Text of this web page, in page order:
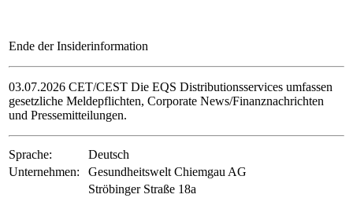
Ende der Insiderinformation
03.07.2026 CET/CEST Die EQS Distributionsservices umfassen
gesetzliche Meldepflichten, Corporate News/Finanznachrichten
und Pressemitteilungen.
Sprache:
Deutsch
Unternehmen:
Gesundheitswelt Chiemgau AG
Ströbinger Straße 18a